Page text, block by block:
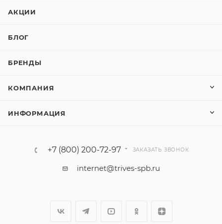
АКЦИИ
БЛОГ
БРЕНДЫ
КОМПАНИЯ
ИНФОРМАЦИЯ
+7 (800) 200-72-97 ЗАКАЗАТЬ ЗВОНОК
internet@trives-spb.ru